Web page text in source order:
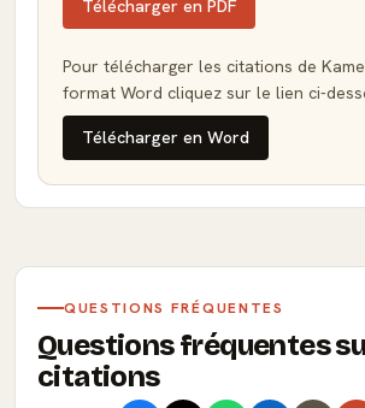
Télécharger en PDF
Pour télécharger les citations de
format Word cliquez sur le lien ci-
Télécharger en Word
QUESTIONS FRÉQUENTES
Questions fréquentes
citations